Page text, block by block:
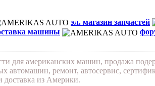
эл. магазин запчастей
машины
для американских машин, продажа
автомашин, ремонт, автосервис,
доставка из Америки.